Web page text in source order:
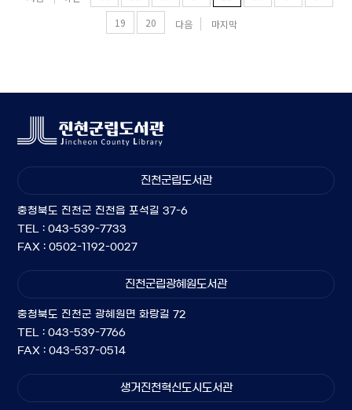
19
20 다음 마지막
진천군립도서관
충청북도 진천군 진천읍 포석길 37-6
TEL : 043-539-7733
FAX : 0502-1192-0027
진천군립광혜원도서관
충청북도 진천군 광혜원면 화랑길 72
TEL : 043-539-7766
FAX : 043-537-0514
생거진천혁신도시도서관